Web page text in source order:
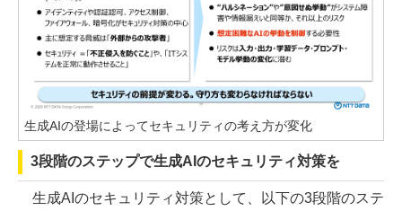
生成AIの登場によってセキュリティの考え方が変化
3段階のステップで生成AIのセキュリティ対策を
生成AIのセキュリティ対策として、以下の3段階のステ